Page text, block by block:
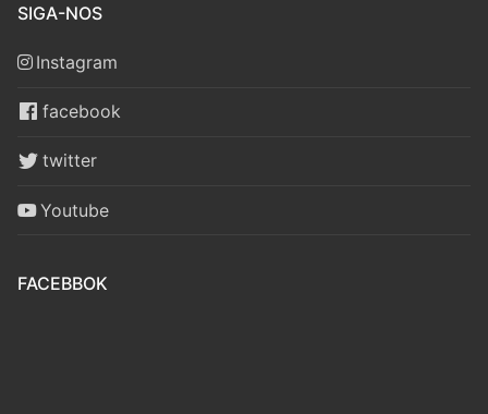
SIGA-NOS
Instagram
facebook
twitter
Youtube
FACEBBOK